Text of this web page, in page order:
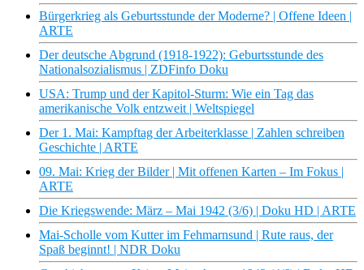
Bürgerkrieg als Geburtsstunde der Moderne? | Offene Ideen |
ARTE
Der deutsche Abgrund (1918-1922): Geburtsstunde des
Nationalsozialismus | ZDFinfo Doku
USA: Trump und der Kapitol-Sturm: Wie ein Tag das
amerikanische Volk entzweit | Weltspiegel
Der 1. Mai: Kampftag der Arbeiterklasse | Zahlen schreiben
Geschichte | ARTE
09. Mai: Krieg der Bilder | Mit offenen Karten – Im Fokus |
ARTE
Die Kriegswende: März – Mai 1942 (3/6) | Doku HD | ARTE
Mai-Scholle vom Kutter im Fehmarnsund | Rute raus, der
Spaß beginnt! | NDR Doku